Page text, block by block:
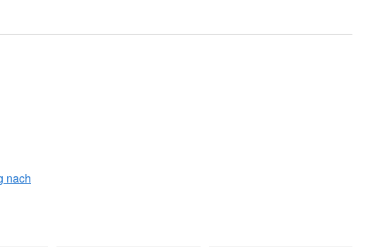
nach